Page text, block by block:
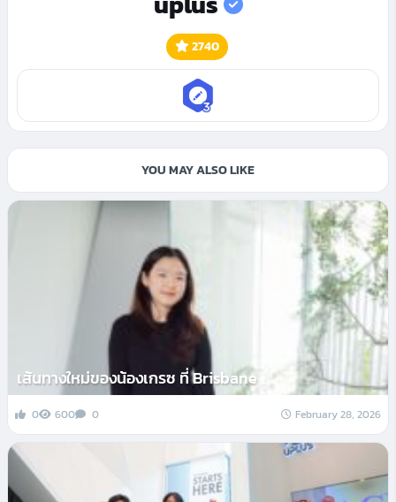
2740
YOU MAY ALSO LIKE
เส้นทางใหม่ของน้องเกรซ ที่ Brisbane
0 600 0 February 28, 2026